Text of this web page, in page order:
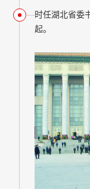
时任湖北省委
起。